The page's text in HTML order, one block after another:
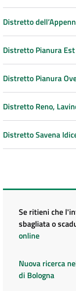
Distretto
Distretto Pianura Est
Distretto Pianura
Distretto Reno,
Distretto Savena
Se ritieni che
sbagliata o
online
Nuova ricerca
di Bologna